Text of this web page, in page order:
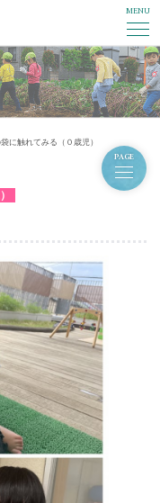
MENU
に触れてみる（０歳児）
PAGE